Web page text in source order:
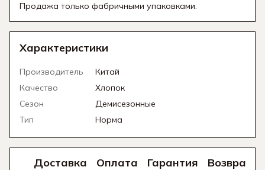
Продажа только фабричными упаковками.
Характеристики
Производитель
Китай
Качество
Хлопок
Сезон
Демисезонные
Тип
Норма
Доставка Оплата Гарантия Возврат